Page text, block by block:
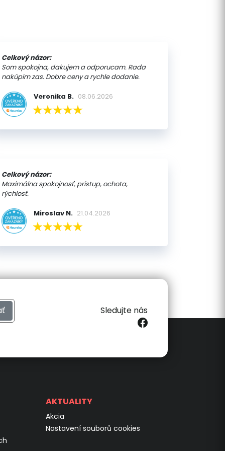
Celkový názor:
Som spokojna, dakujem a odporucam. Rada
nakúpim zas. Dobre ceny a rychle dodanie.
Veronika B. 08.06.2026
Celkový názor:
Maximálna spokojnosť, pristup, ochota,
rýchlosť.
Miroslav N. 21.04.2026
Sledujte nás
AKTUALITY
Akcia
Nastavení souborů cookies